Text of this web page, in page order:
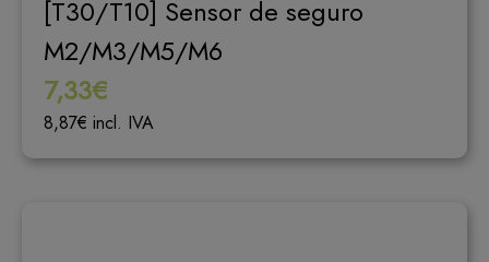
[T30/T10] Sensor de seguro
M2/M3/M5/M6
7,33€
8,87€ incl. IVA